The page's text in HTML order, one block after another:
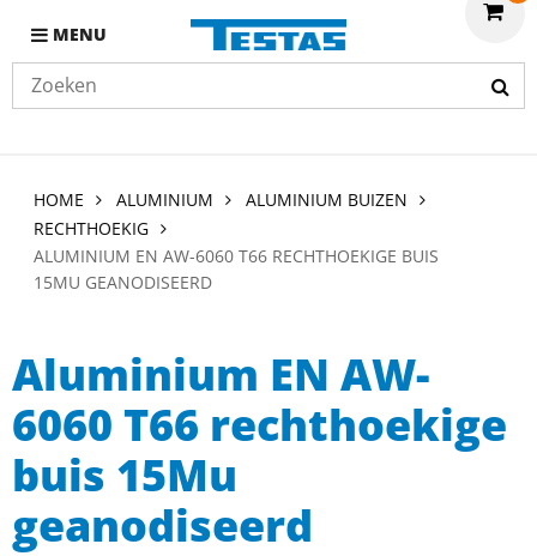
MENU
HOME ALUMINIUM
ALUMINIUM BUIZEN
RECHTHOEKIG
ALUMINIUM EN AW-6060 T66 RECHTHOEKIGE BUIS
15MU GEANODISEERD
Aluminium EN AW-
6060 T66 rechthoekige
buis 15Mu
geanodiseerd